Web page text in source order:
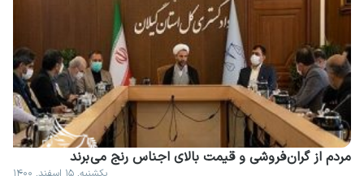
مردم از گران فروشی و قیمت بالای اجناس رنج می برند